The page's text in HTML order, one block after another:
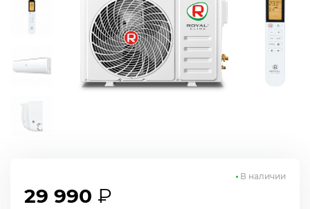
29 990 ₽
В наличии